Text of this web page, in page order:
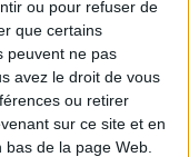
ou pour refuser de
que certains
peuvent ne pas
avez le droit de vous
ou retirer
sur ce site et en
de la page Web.